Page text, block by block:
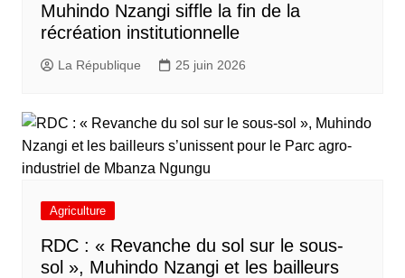
Muhindo Nzangi siffle la fin de la
récréation institutionnelle
La République 25 juin 2026
Agriculture
RDC : « Revanche du sol sur le sous-
sol », Muhindo Nzangi et les bailleurs